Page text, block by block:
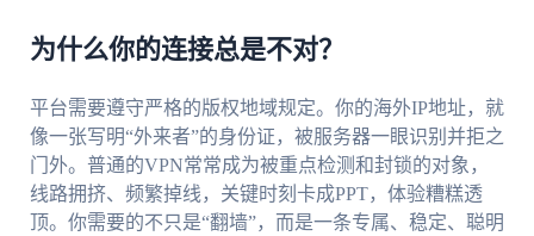
为什么你的连接总是不对？
平台需要遵守严格的版权地域规定。你的海外IP地址，就
像一张写明“外来者”的身份证，被服务器一眼识别并拒之
门外。普通的VPN常常成为被重点检测和封锁的对象，
线路拥挤、频繁掉线，关键时刻卡成PPT，体验糟糕透
顶。你需要的不只是“翻墙”，而是一条专属、稳定、聪明